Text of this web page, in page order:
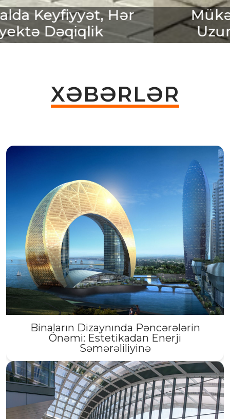
Mükəmməl Görünüş,
Uzunömürlü Nəticə
XƏBƏRLƏR
Binaların Dizaynında Pəncərələrin
Önəmi: Estetikadan Enerji
Səmərəliliyinə